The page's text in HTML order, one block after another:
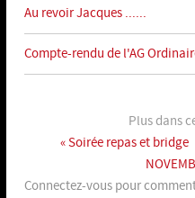
Au revoir Jacques ......
Compte-rendu de l'AG
Plus dans
« Soirée repas et bridge
Connectez-vous pour